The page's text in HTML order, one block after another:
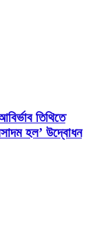
তিথিতে
হল’ উদ্বোধন